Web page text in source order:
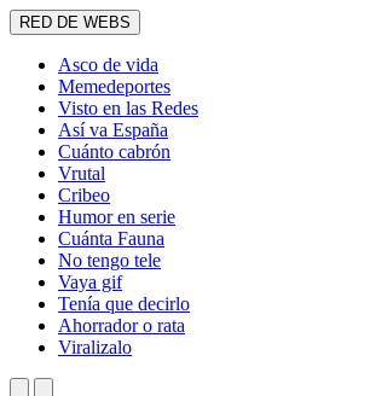
RED DE WEBS
Asco de vida
Memedeportes
Visto en las Redes
Así va España
Cuánto cabrón
Vrutal
Cribeo
Humor en serie
Cuánta Fauna
No tengo tele
Vaya gif
Tenía que decirlo
Ahorrador o rata
Viralizalo